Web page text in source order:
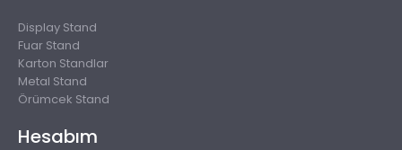
Display Stand
Fuar Stand
Karton Standlar
Metal Stand
Örümcek Stand
Hesabım